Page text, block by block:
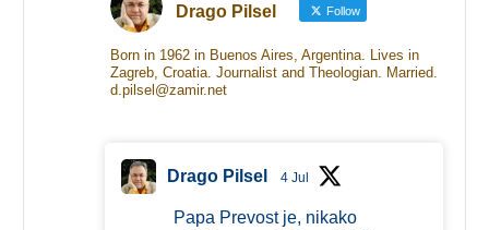
Drago Pilsel Follow
Born in 1962 in Buenos Aires, Argentina. Lives in
Zagreb, Croatia. Journalist and Theologian. Married.
d.pilsel@zamir.net
Drago Pilsel 4 Jul
Papa Prevost je, nikako